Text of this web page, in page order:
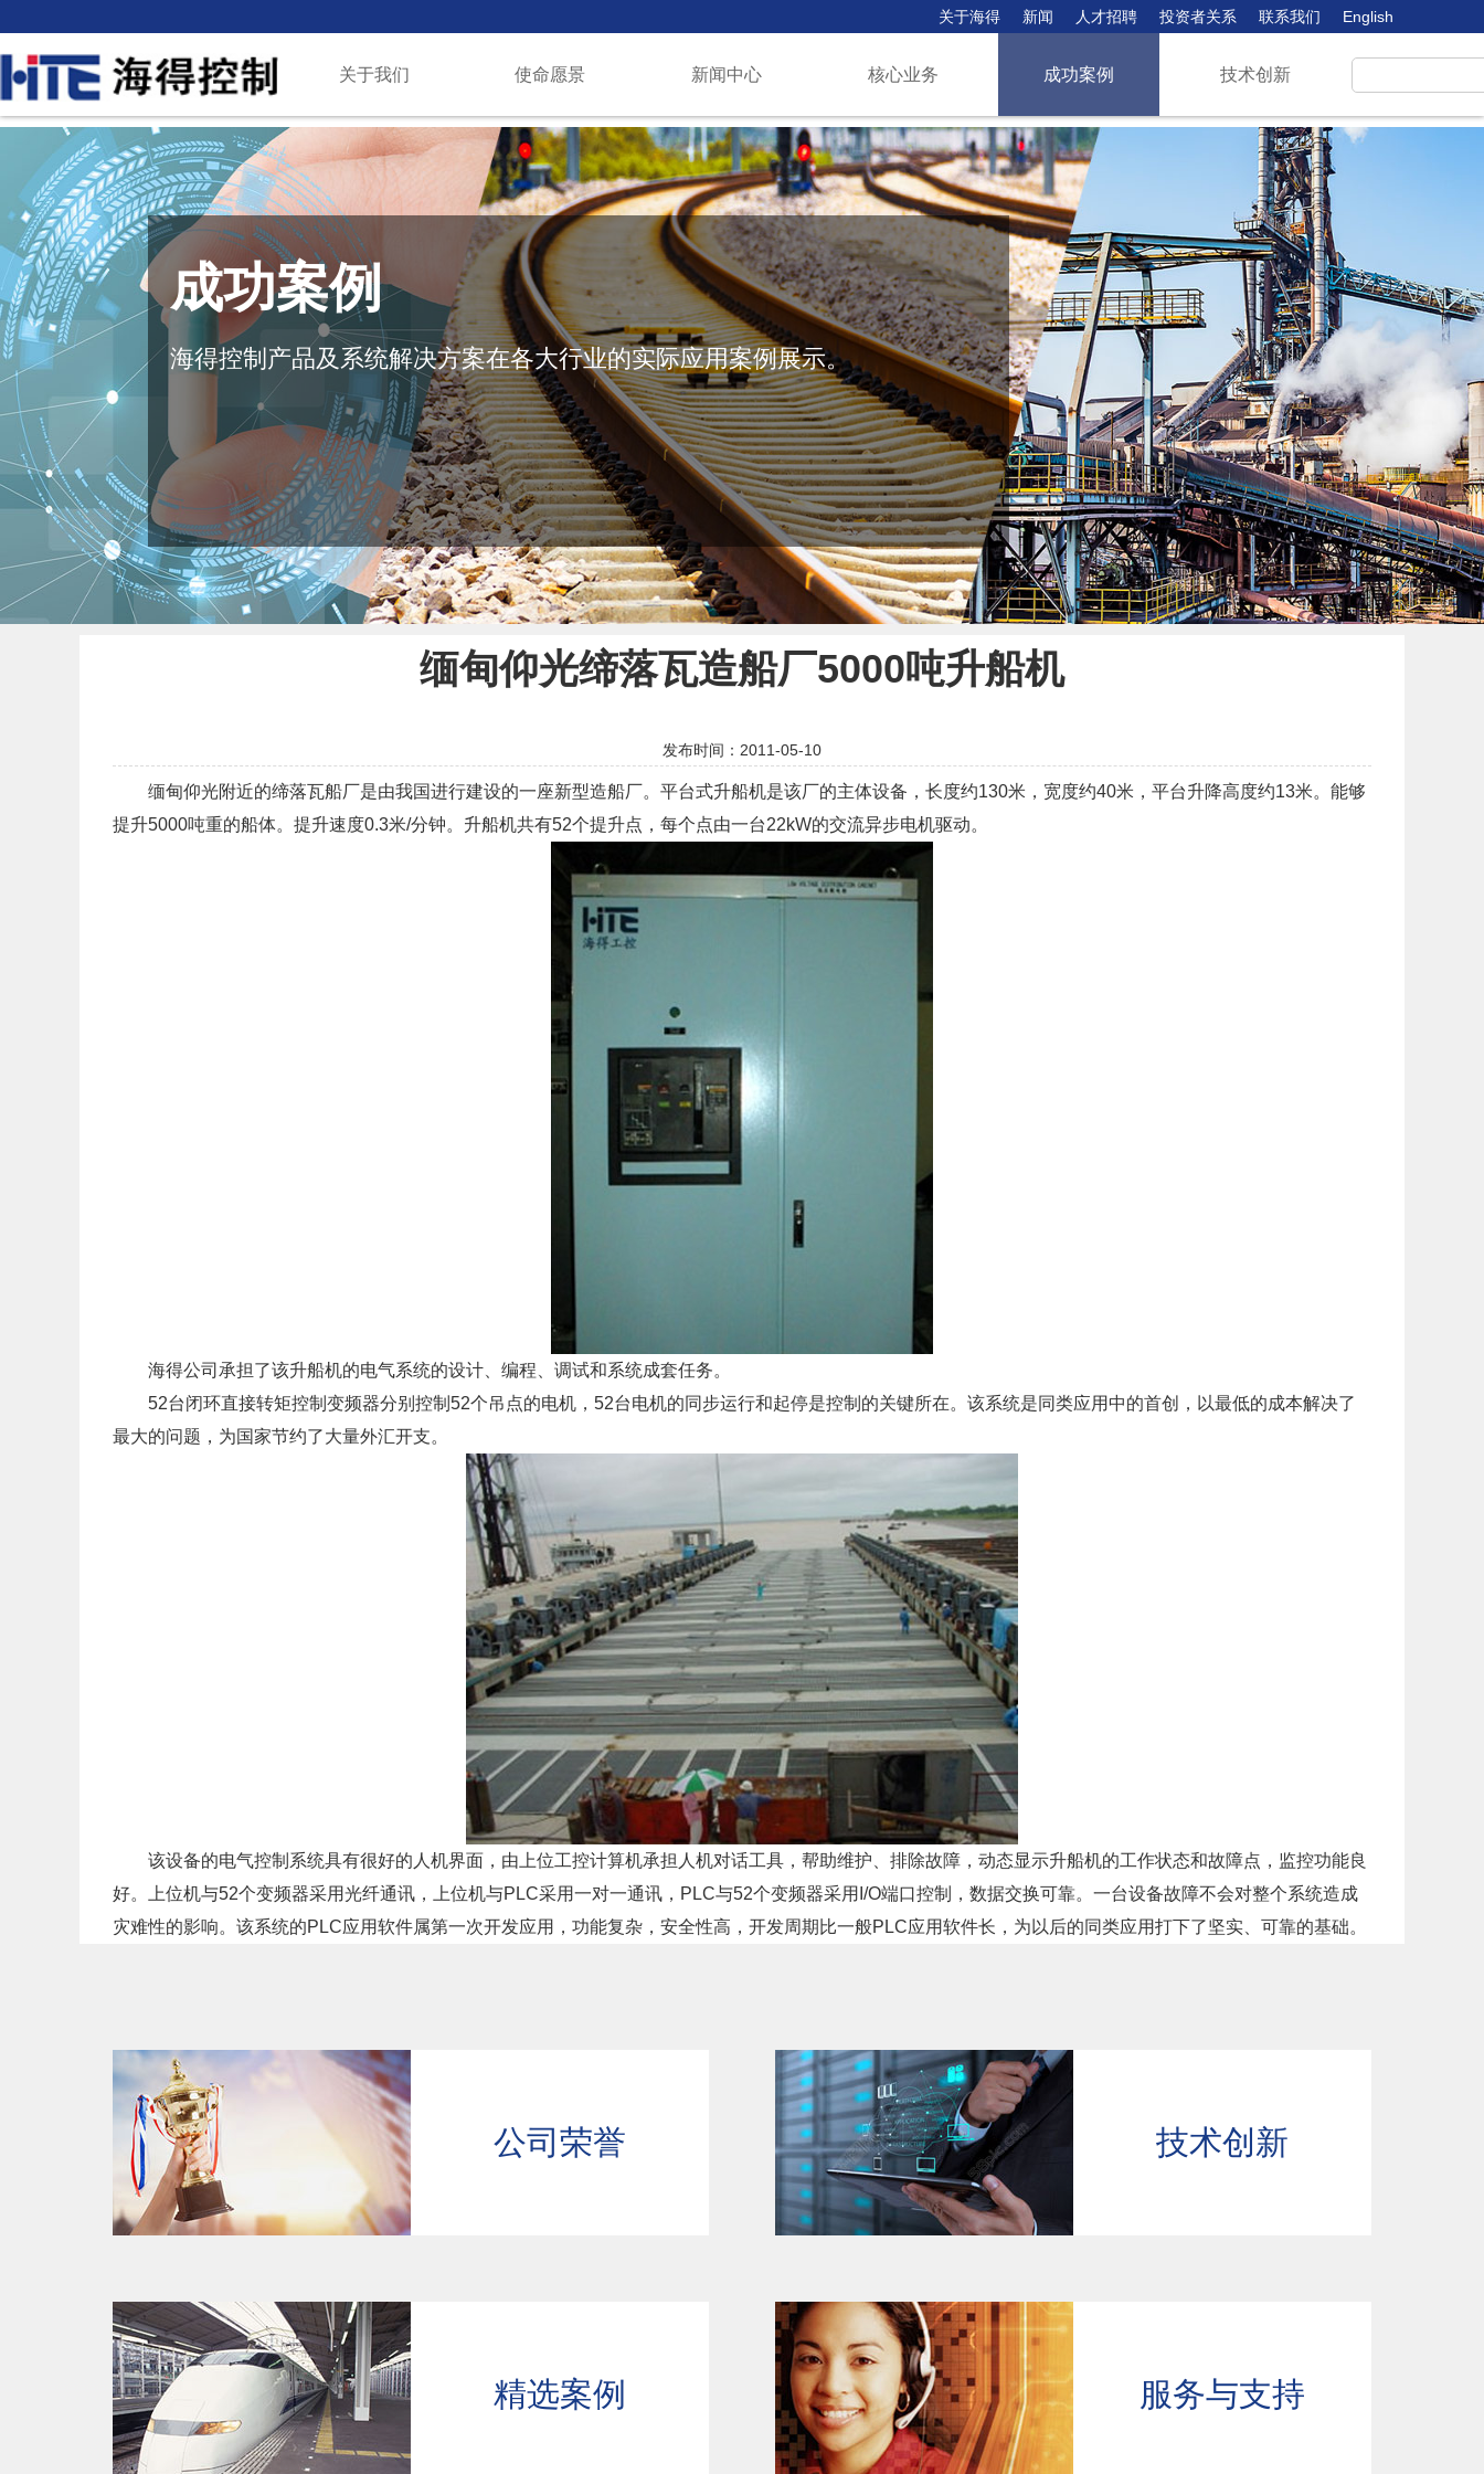
English
联系我们
投资者关系
人才招聘
新闻
关于海得
关于我们 使命愿景 新闻中心 核心业务 成功案例 技术创新
成功案例
海得控制产品及系统解决方案在各大行业的实际应用案例展示。
缅甸仰光缔落瓦造船厂5000吨升船机
发布时间：2011-05-10
缅甸仰光附近的缔落瓦船厂是由我国进行建设的一座新型造船厂。平台式升船机是该厂的主体设备，长度约130米，宽度约40米，平台升降高度约13米。能够
提升5000吨重的船体。提升速度0.3米/分钟。升船机共有52个提升点，每个点由一台22kW的交流异步电机驱动。
海得公司承担了该升船机的电气系统的设计、编程、调试和系统成套任务。
52台闭环直接转矩控制变频器分别控制52个吊点的电机，52台电机的同步运行和起停是控制的关键所在。该系统是同类应用中的首创，以最低的成本解决了
最大的问题，为国家节约了大量外汇开支。
该设备的电气控制系统具有很好的人机界面，由上位工控计算机承担人机对话工具，帮助维护、排除故障，动态显示升船机的工作状态和故障点，监控功能良
好。上位机与52个变频器采用光纤通讯，上位机与PLC采用一对一通讯，PLC与52个变频器采用I/O端口控制，数据交换可靠。一台设备故障不会对整个系统造成
灾难性的影响。该系统的PLC应用软件属第一次开发应用，功能复杂，安全性高，开发周期比一般PLC应用软件长，为以后的同类应用打下了坚实、可靠的基础。
公司荣誉 技术创新
精选案例 服务与支持